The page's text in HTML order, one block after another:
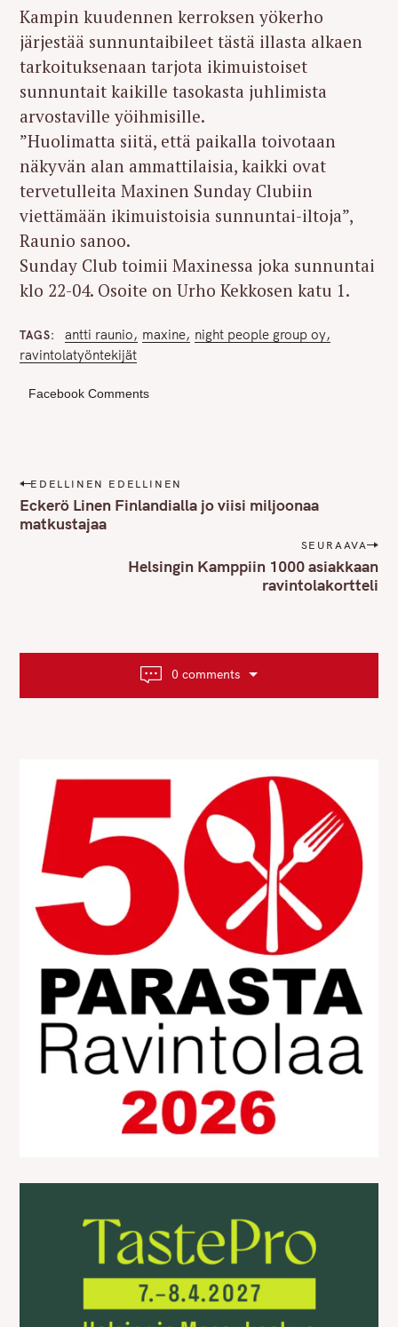
Kampin kuudennen kerroksen yökerho
järjestää sunnuntaibileet tästä illasta alkaen
tarkoituksenaan tarjota ikimuistoiset
sunnuntait kaikille tasokasta juhlimista
arvostaville yöihmisille.
”Huolimatta siitä, että paikalla toivotaan
näkyvän alan ammattilaisia, kaikki ovat
tervetulleita Maxinen Sunday Clubiin
viettämään ikimuistoisia sunnuntai-iltoja”,
Raunio sanoo.
Sunday Club toimii Maxinessa joka sunnuntai
klo 22-04. Osoite on Urho Kekkosen katu 1.
TAGS antti raunio maxine
night people group oy
ravintolatyöntekijät
Facebook Comments
P
o
s
g
t
EDELLINEN EDELLINEN
Eckerö Linen Finlandialla jo viisi miljoonaa
matkustajaa
SEURAAVA
Helsingin Kamppiin 1000 asiakkaan
ravintolakortteli
0 comments